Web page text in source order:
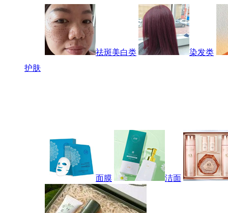
祛斑美白类
染发类
护肤
面膜 洁面